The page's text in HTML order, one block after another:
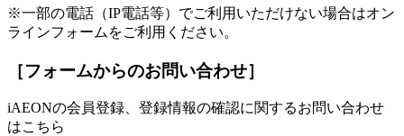
※一部の電話（IP電話等）でご利用いただけない場合はオン
ラインフォームをご利用ください。
［フォームからのお問い合わせ］
iAEONの会員登録、登録情報の確認に関するお問い合わせ
はこちら